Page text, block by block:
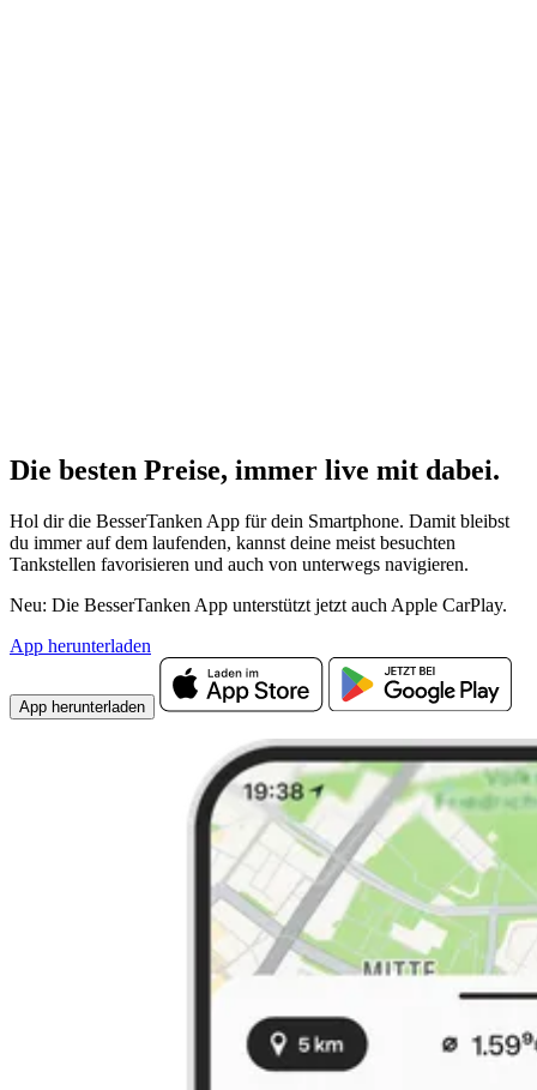
Die besten Preise, immer live mit dabei.
Hol dir die BesserTanken App für dein Smartphone. Damit bleibst
du immer auf dem laufenden, kannst deine meist besuchten
Tankstellen favorisieren und auch von unterwegs navigieren.
Neu: Die BesserTanken App unterstützt jetzt auch Apple CarPlay.
App herunterladen
App herunterladen